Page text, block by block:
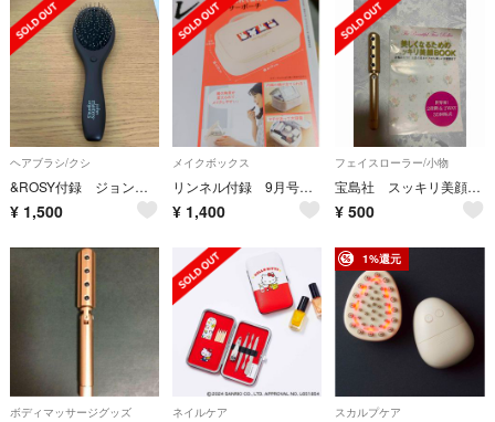
ヘアブラシ/クシ
&ROSY付録 ジョンマスターオーガニックヘアブラシ
¥ 1,500
メイクボックス
リンネル付録 9月号 ミッフィー鏡が立てられる便利なドレッサーポチ
¥ 1,400
フェイスローラー/小物
宝島社 スッキリ美顔ローラー 説明書付き ゲルマニウム美顔ローラー
¥ 500
ボディマッサージグッズ ネイルケア
1%還元
スカルプケア